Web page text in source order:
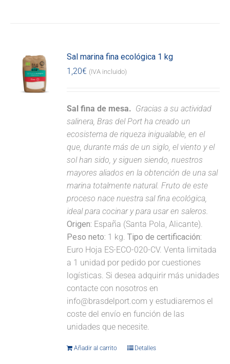
Sal marina fina ecológica 1 kg
1,20€ (IVA incluido)
Sal fina de mesa. Gracias a su actividad
salinera, Bras del Port ha creado un
ecosistema de riqueza inigualable, en el
que, durante más de un siglo, el viento y el
sol han sido, y siguen siendo, nuestros
mayores aliados en la obtención de una sal
marina totalmente natural. Fruto de este
proceso nace nuestra sal fina ecológica,
ideal para cocinar y para usar en saleros.
Origen: España (Santa Pola, Alicante).
Peso neto: 1 kg.Tipo de certificación:
Euro Hoja ES-ECO-020-CV. Venta limitada
a 1 unidad por pedido por cuestiones
logísticas. Si desea adquirir más unidades
contacte con nosotros en
info@brasdelport.com y estudiaremos el
coste del envío en función de las
unidades que necesite.
Añadir al carrito Detalles